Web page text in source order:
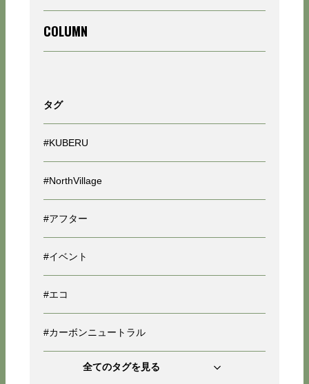
COLUMN
タグ
#KUBERU
#NorthVillage
#アフター
#イベント
#エコ
#カーボンニュートラル
全てのタグを見る